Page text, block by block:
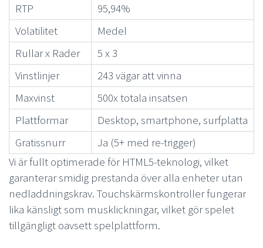
RTP
95,94%
Volatilitet
Medel
Rullar x Rader
5 x 3
Vinstlinjer
243 vägar att vinna
Maxvinst
500x totala insatsen
Plattformar
Desktop, smartphone, surfplatta
Gratissnurr
Ja (5+ med re-trigger)
Vi är fullt optimerade för HTML5-teknologi, vilket
garanterar smidig prestanda över alla enheter utan
nedladdningskrav. Touchskärmskontroller fungerar
lika känsligt som musklickningar, vilket gör spelet
tillgängligt oavsett spelplattform.